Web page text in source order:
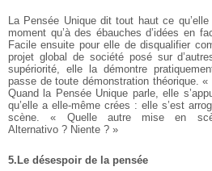
La Pensée Unique dit tout haut ce
moment qu’à des ébauches d’idées en
Facile ensuite pour elle de disqualifier
projet global de société posé sur
supériorité, elle la démontre
passe de toute démonstration théorique.
Quand la Pensée Unique parle, elle
qu’elle a elle-même crées : elle s’est
scène. « Quelle autre mise en
Alternativo ? Niente ? »
5.Le désespoir de la pensée